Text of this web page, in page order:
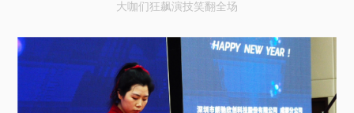
大咖们狂飙演技笑翻全场